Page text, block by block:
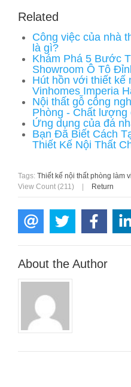
Related
Công việc của nhà
là gì?
Khám Phá 5 Bước
Showroom Ô Tô
Hút hồn với thiết kế
Vinhomes Imperia
Nội thất gỗ công
Phòng - Chất
Ứng dụng của đá
Bạn Đã Biết Cách
Thiết Kế Nội Thất
Tags: Thiết kế nội thất phòng làm
View Count (211)
Return
About the Author